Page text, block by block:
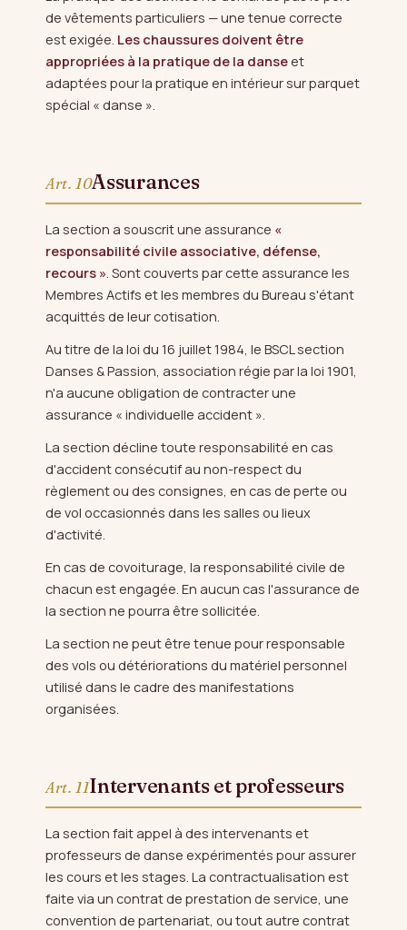
de vêtements particuliers — une tenue correcte
est exigée. Les chaussures doivent être
appropriées à la pratique de la danse et
adaptées pour la pratique en intérieur sur parquet
spécial « danse ».
Art. 10Assurances
La section a souscrit une assurance «
responsabilité civile associative, défense,
recours » . Sont couverts par cette assurance les
Membres Actifs et les membres du Bureau s'étant
acquittés de leur cotisation.
Au titre de la loi du 16 juillet 1984, le BSCL section
Danses & Passion, association régie par la loi 1901,
n'a aucune obligation de contracter une
assurance « individuelle accident ».
La section décline toute responsabilité en cas
d'accident consécutif au non-respect du
règlement ou des consignes, en cas de perte ou
de vol occasionnés dans les salles ou lieux
d'activité.
En cas de covoiturage, la responsabilité civile de
chacun est engagée. En aucun cas l'assurance de
la section ne pourra être sollicitée.
La section ne peut être tenue pour responsable
des vols ou détériorations du matériel personnel
utilisé dans le cadre des manifestations
organisées.
Art. 11Intervenants et professeurs
La section fait appel à des intervenants et
professeurs de danse expérimentés pour assurer
les cours et les stages. La contractualisation est
faite via un contrat de prestation de service, une
convention de partenariat, ou tout autre contrat